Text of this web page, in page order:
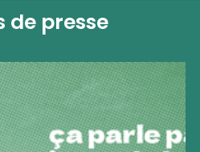
de presse